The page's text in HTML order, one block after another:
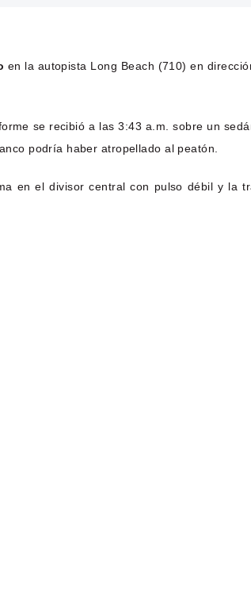
en la autopista Long Beach (710) en
se recibió a las 3:43 a.m. sobre un
podría haber atropellado al peatón.
en el divisor central con pulso débil y la